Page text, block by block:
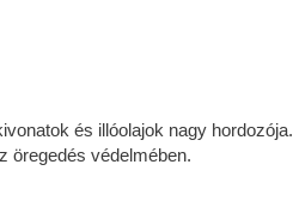
és illóolajok nagy hordozója.
öregedés védelmében.